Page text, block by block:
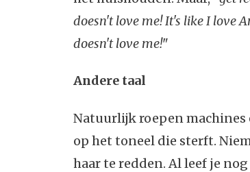
doesn't love me! It's like I love
doesn't love me!"
Andere taal
Natuurlijk roepen machines
op het toneel die sterft.
haar te redden. Al leef je